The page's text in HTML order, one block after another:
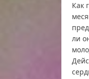
Как
ли